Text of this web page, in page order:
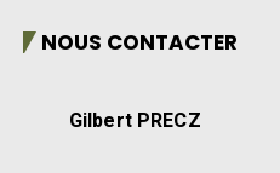
NOUS CONTACTER
Gilbert PRECZ